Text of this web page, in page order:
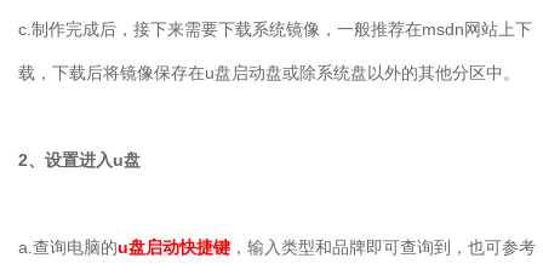
c. 制作完成后，接下来需要下载系统镜像，一般推荐在msdn网站上下
载，下载后将镜像保存在u盘启动盘或除系统盘以外的其他分区中。
2、设置进入u盘
a. 查询电脑的u盘启动快捷键 ，输入类型和品牌即可查询到，也可参考